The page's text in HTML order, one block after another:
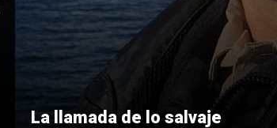
La llamada de lo salvaje